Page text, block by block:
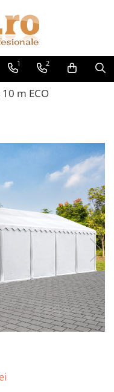
1 2
m ECO